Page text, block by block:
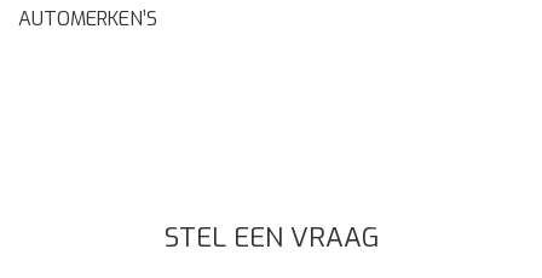
AUTOMERKEN’S
STEL EEN VRAAG